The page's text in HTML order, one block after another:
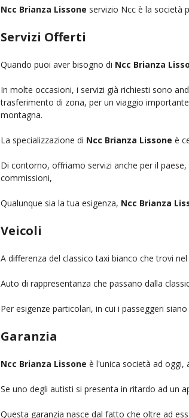
Ncc Brianza Lissone servizio Ncc è la società
Servizi Offerti
Quando puoi aver bisogno di Ncc Brianza
In molte occasioni, i servizi già richiesti sono
trasferimento di zona, per un viaggio
montagna.
La specializzazione di Ncc Brianza Lissone è
Di contorno, offriamo servizi anche per il
commissioni,
Qualunque sia la tua esigenza, Ncc Brianza
Veicoli
A differenza del classico taxi bianco che trovi
Auto di rappresentanza che passano dalla
Per esigenze particolari, in cui i passeggeri
Garanzia
Ncc Brianza Lissone è l'unica società ad oggi,
Se uno degli autisti si presenta in ritardo ad un
Questa garanzia nasce dal fatto che oltre ad